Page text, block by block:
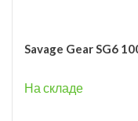
Savage Gear SG6
На складе